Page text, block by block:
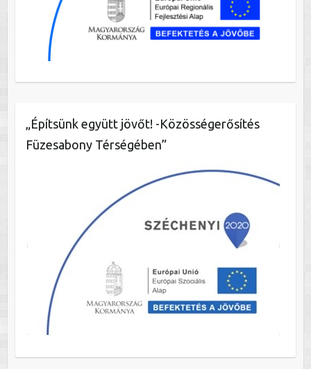
„Építsünk együtt jövőt! -Közösségerősítés
Füzesabony Térségében”